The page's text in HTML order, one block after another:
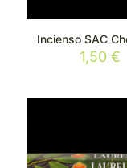
Incienso SAC
1,50€